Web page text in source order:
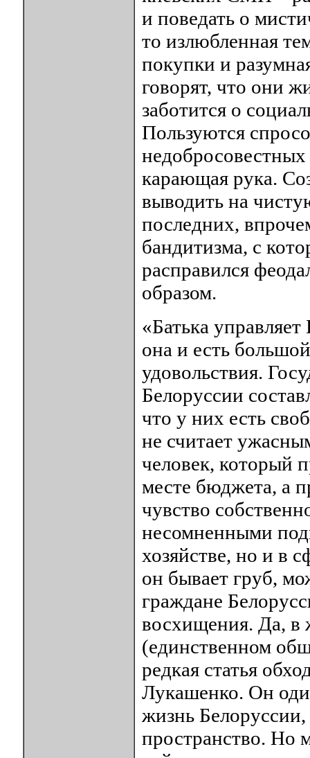
и поведать о
то излюбленная
покупки и
говорят, что они
заботится о
Пользуются
карающая рука.
выводить на
последних,
бандитизма, с
расправился
образом.
«Батька
она и есть
удовольствия.
Белоруссии
что у них есть
не считает
человек, который
месте бюджета, а
чувство
несомненными
хозяйстве, но и в
он бывает груб,
граждане
восхищения. Да, в
(единственном
редкая статья
Лукашенко. Он
жизнь
пространство. Но